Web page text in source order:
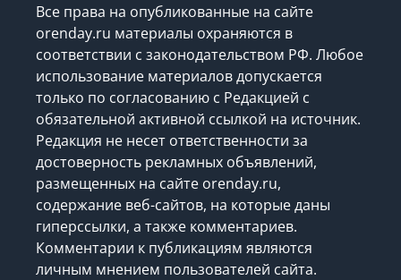
Все права на опубликованные на сайте
orenday.ru материалы охраняются в
соответствии с законодательством РФ. Любое
использование материалов допускается
только по согласованию с Редакцией с
обязательной активной ссылкой на источник.
Редакция не несет ответственности за
достоверность рекламных объявлений,
размещенных на сайте orenday.ru,
содержание веб-сайтов, на которые даны
гиперссылки, а также комментариев.
Комментарии к публикациям являются
личным мнением пользователей сайта.